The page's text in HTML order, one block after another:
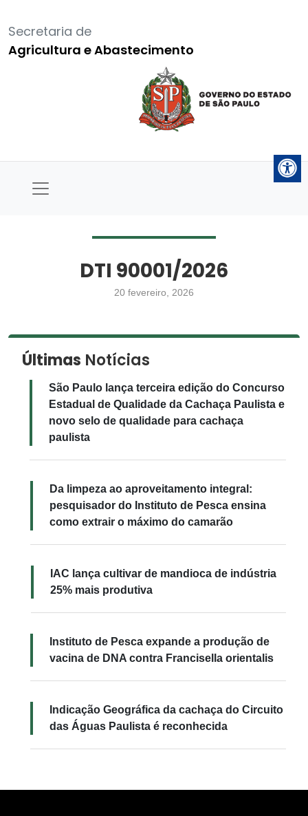
Secretaria de
Agricultura e Abastecimento
DTI 90001/2026
20 fevereiro, 2026
Últimas Notícias
São Paulo lança terceira edição do Concurso
Estadual de Qualidade da Cachaça Paulista e
novo selo de qualidade para cachaça
paulista
Da limpeza ao aproveitamento integral:
pesquisador do Instituto de Pesca ensina
como extrair o máximo do camarão
IAC lança cultivar de mandioca de indústria
25% mais produtiva
Instituto de Pesca expande a produção de
vacina de DNA contra Francisella orientalis
Indicação Geográfica da cachaça do Circuito
das Águas Paulista é reconhecida